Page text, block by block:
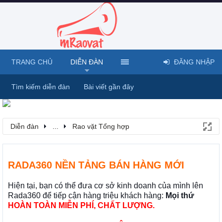
Diễn đàn Rao vặt Tổng hợp
RADA360 NỀN TẢNG BÁN HÀNG MỚI
Hiện tại, bạn có thể đưa cơ sở kinh doanh của mình lên
Rada360 để tiếp cận hàng triệu khách hàng: Mọi thứ
HOÀN TOÀN MIỄN PHÍ, CHẤT LƯỢNG.
TRANG CHỦ DIỄN ĐÀN
Tìm kiếm diễn đàn Bài viết gần đây
ĐĂNG NHẬP